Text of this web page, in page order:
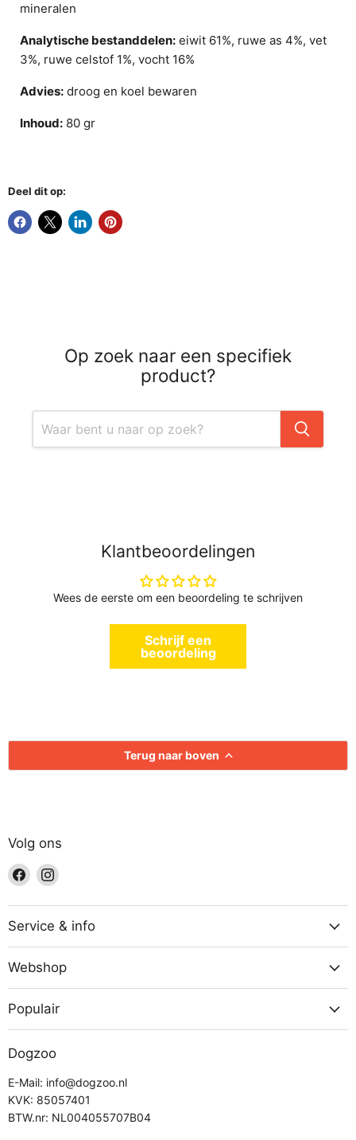
mineralen
Analytische bestanddelen: eiwit 61%, ruwe as 4%, vet
3%, ruwe celstof 1%, vocht 16%
Advies: droog en koel bewaren
Inhoud: 80 gr
Deel dit op:
Op zoek naar een specifiek
product?
Klantbeoordelingen
Wees de eerste om een beoordeling te schrijven
Schrijf een
beoordeling
Terug naar boven
Volg ons
Vind
ons
op
Facebook
Vind
op
Instagram
Service & info
Webshop
Populair
Dogzoo
E-Mail: info@dogzoo.nl
KVK: 85057401
BTW.nr: NL004055707B04